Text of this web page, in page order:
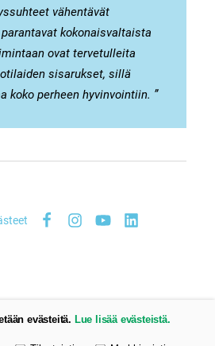
vähentävät
kokonaisvaltaista
ovat tervetulleita
sisarukset, sillä
koko perheen hyvinvointiin. ”
evästeitä. Lue lisää evästeistä.